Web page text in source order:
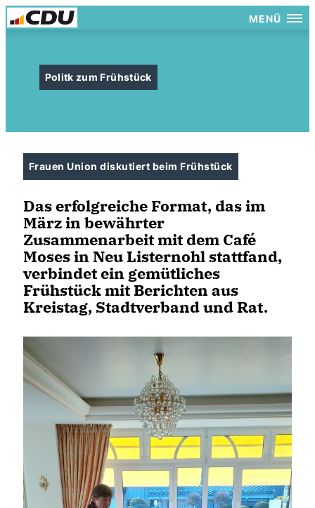
MENÜ
Politk zum Frühstück
Frauen Union diskutiert beim Frühstück
Das erfolgreiche Format, das im
März in bewährter
Zusammenarbeit mit dem Café
Moses in Neu Listernohl stattfand,
verbindet ein gemütliches
Frühstück mit Berichten aus
Kreistag, Stadtverband und Rat.